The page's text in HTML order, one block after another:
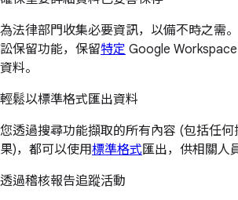
為法律部門收集必要資訊，以備不時之需
訟保留功能，保留特定 Google
資料。
輕鬆以標準格式匯出資料
您透過搜尋功能擷取的所有內容 (包括任
果)，都可以使用標準格式匯出，供相關人
透過稽核報告追蹤活動